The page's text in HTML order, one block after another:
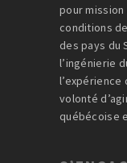
pour mission
conditions
des pays du
l’ingénierie
l’expérience
volonté
québécoise